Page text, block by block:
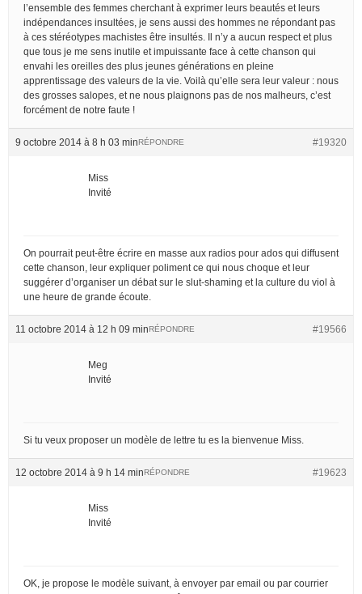
l’ensemble des femmes cherchant à exprimer leurs beautés et leurs
indépendances insultées, je sens aussi des hommes ne répondant pas
à ces stéréotypes machistes être insultés. Il n’y a aucun respect et plus
que tous je me sens inutile et impuissante face à cette chanson qui
envahi les oreilles des plus jeunes générations en pleine
apprentissage des valeurs de la vie. Voilà qu’elle sera leur valeur : nous
des grosses salopes, et ne nous plaignons pas de nos malheurs, c’est
forcément de notre faute !
9 octobre 2014 à 8 h 03 min #19320
RÉPONDRE
Miss
Invité
On pourrait peut-être écrire en masse aux radios pour ados qui diffusent
cette chanson, leur expliquer poliment ce qui nous choque et leur
suggérer d’organiser un débat sur le slut-shaming et la culture du viol à
une heure de grande écoute.
11 octobre 2014 à 12 h 09 min #19566
RÉPONDRE
Meg
Invité
Si tu veux proposer un modèle de lettre tu es la bienvenue Miss.
12 octobre 2014 à 9 h 14 min #19623
RÉPONDRE
Miss
Invité
OK, je propose le modèle suivant, à envoyer par email ou par courrier